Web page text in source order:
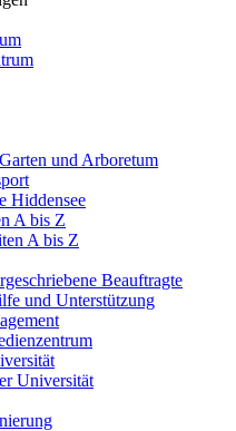
und Arboretum
Hiddensee
A bis Z
A bis Z
Beauftragte
und Unterstützung
Universität